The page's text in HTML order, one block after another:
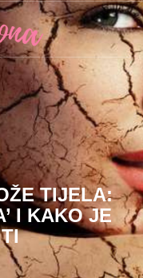
TIJELA:
I KAKO JE